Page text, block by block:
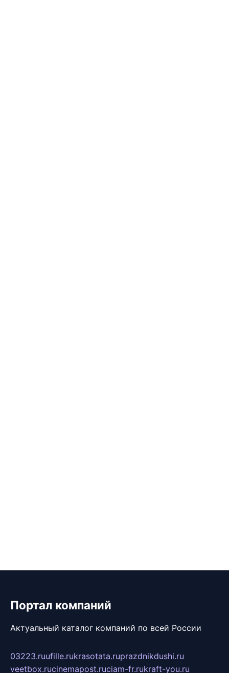
Портал компаний
Актуальный каталог компаний по всей России
03223.ruufille.rukrasotata.ruprazdnikdushi.ru
veetbox.rucinemapost.ruciam-fr.rukraft-you.ru